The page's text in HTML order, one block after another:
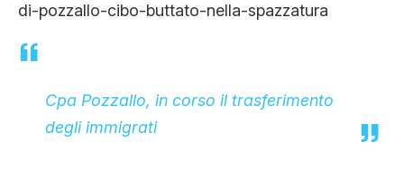
di-pozzallo-cibo-buttato-nella-spazzatura
Cpa Pozzallo, in corso il trasferimento
degli immigrati